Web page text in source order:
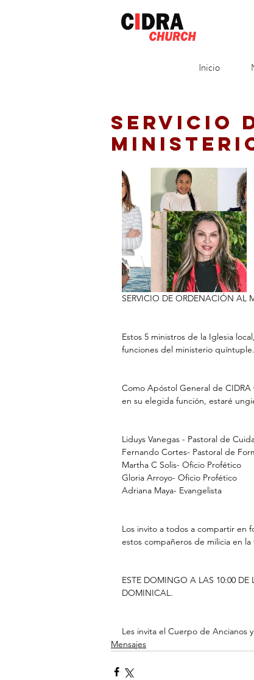
Inicio
SERVICIO
SERVICIO DE ORDENACIÓN AL
Estos 5 ministros de la Iglesia
funciones del ministerio quíntuple.
Como Apóstol General de
en su elegida función, estaré
Liduys Vanegas - Pastoral de
Fernando Cortes- Pastoral de
Martha C Solis- Oficio Profético
Gloria Arroyo- Oficio Profético
Adriana Maya- Evangelista
Los invito a todos a compartir en
estos compañeros de milicia en
ESTE DOMINGO A LAS 10:00
DOMINICAL.
Les invita el Cuerpo de Ancianos
Mensajes